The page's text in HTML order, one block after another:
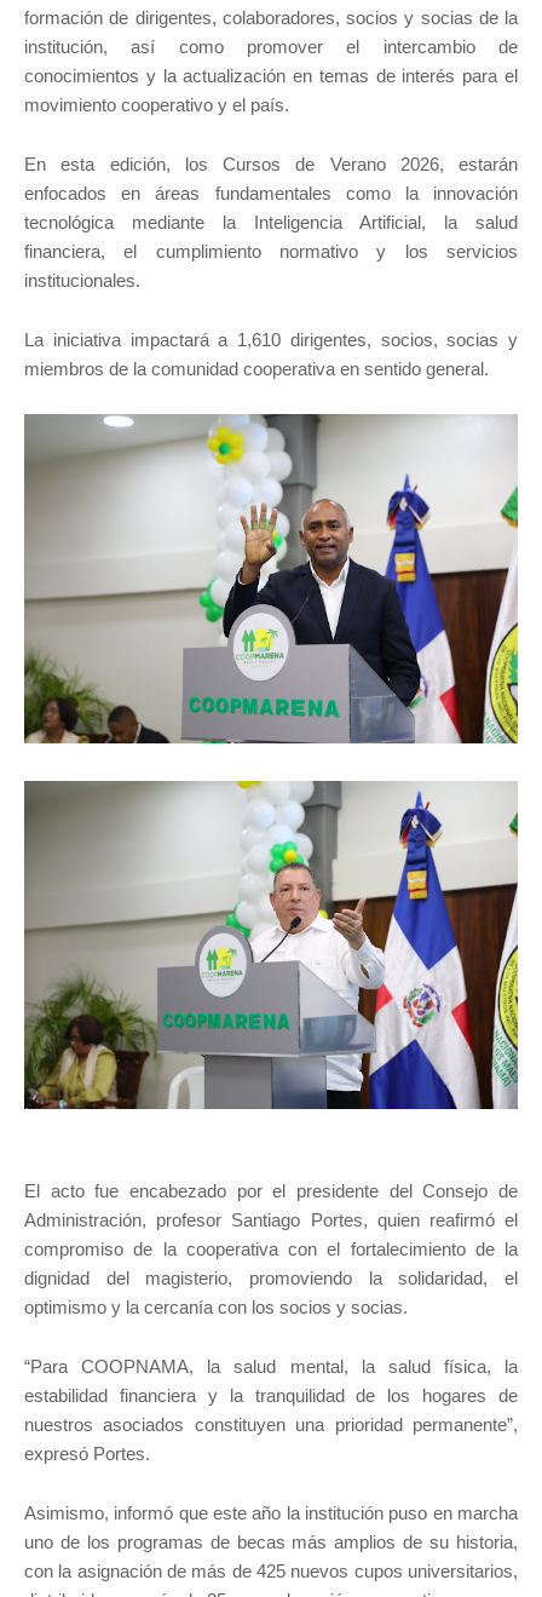
formación de dirigentes, colaboradores, socios y socias de la
institución, así como promover el intercambio de
conocimientos y la actualización en temas de interés para el
movimiento cooperativo y el país.
En esta edición, los Cursos de Verano 2026, estarán
enfocados en áreas fundamentales como la innovación
tecnológica mediante la Inteligencia Artificial, la salud
financiera, el cumplimiento normativo y los servicios
institucionales.
La iniciativa impactará a 1,610 dirigentes, socios, socias y
miembros de la comunidad cooperativa en sentido general.
El acto fue encabezado por el presidente del Consejo de
Administración, profesor Santiago Portes, quien reafirmó el
compromiso de la cooperativa con el fortalecimiento de la
dignidad del magisterio, promoviendo la solidaridad, el
optimismo y la cercanía con los socios y socias.
“Para COOPNAMA, la salud mental, la salud física, la
estabilidad financiera y la tranquilidad de los hogares de
nuestros asociados constituyen una prioridad permanente”,
expresó Portes.
Asimismo, informó que este año la institución puso en marcha
uno de los programas de becas más amplios de su historia,
con la asignación de más de 425 nuevos cupos universitarios,